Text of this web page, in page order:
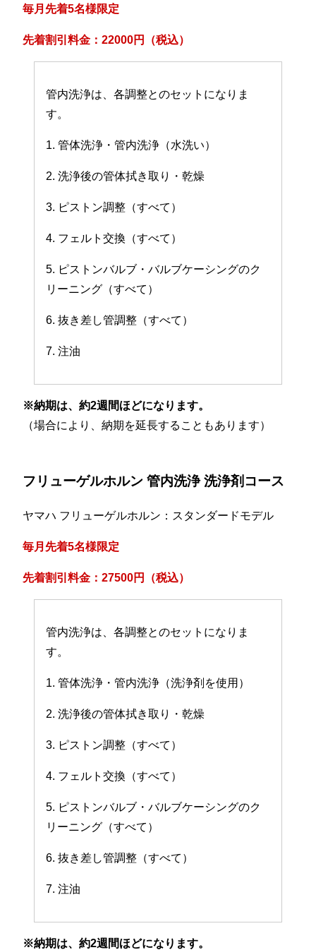
毎月先着5名様限定
先着割引料金：22000円（税込）
管内洗浄は、各調整とのセットになりま
す。
1. 管体洗浄・管内洗浄（水洗い）
2. 洗浄後の管体拭き取り・乾燥
3. ピストン調整（すべて）
4. フェルト交換（すべて）
5. ピストンバルブ・バルブケーシングのク
リーニング（すべて）
6. 抜き差し管調整（すべて）
7. 注油
※納期は、約2週間ほどになります。
（場合により、納期を延長することもあります）
フリューゲルホルン 管内洗浄 洗浄剤コース
ヤマハ フリューゲルホルン：スタンダードモデル
毎月先着5名様限定
先着割引料金：27500円（税込）
管内洗浄は、各調整とのセットになりま
す。
1. 管体洗浄・管内洗浄（洗浄剤を使用）
2. 洗浄後の管体拭き取り・乾燥
3. ピストン調整（すべて）
4. フェルト交換（すべて）
5. ピストンバルブ・バルブケーシングのク
リーニング（すべて）
6. 抜き差し管調整（すべて）
7. 注油
※納期は、約2週間ほどになります。